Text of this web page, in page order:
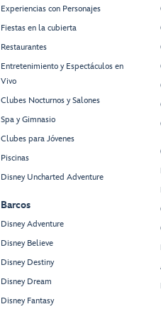
Experiencias con Personajes
Fiestas en la cubierta
Restaurantes
Entretenimiento y Espectáculos en
Vivo
Clubes Nocturnos y Salones
Spa y Gimnasio
Clubes para Jóvenes
Piscinas
Disney Uncharted Adventure
Barcos
Disney Adventure
Disney Believe
Disney Destiny
Disney Dream
Disney Fantasy